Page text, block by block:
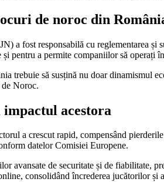
de noroc din
a fost responsabilă cu reglementarea
pentru a permite companiilor să operați
trebuie să susțină nu doar
Noroc.
acestora
a crescut rapid, compensând
datelor Comisiei Europene.
avansate de securitate și de
consolidând încrederea jucătorilor și